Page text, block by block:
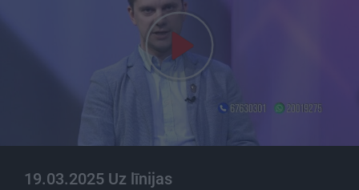
19.03.2025 Uz līnijas